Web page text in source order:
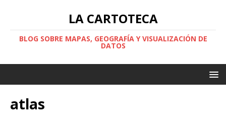
LA CARTOTECA
BLOG SOBRE MAPAS, GEOGRAFÍA Y VISUALIZACIÓN DE
DATOS
atlas